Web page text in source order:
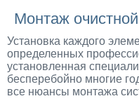
Монтаж
Установка каждого
определенных
установленная
бесперебойно многие
все нюансы монтажа